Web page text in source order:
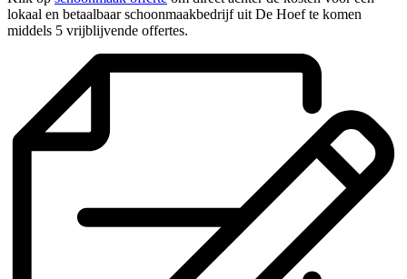
lokaal en betaalbaar schoonmaakbedrijf uit De Hoef te komen
middels 5 vrijblijvende offertes.